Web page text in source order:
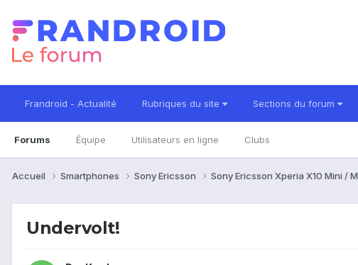
Frandroid - Actualité Rubriques du site Sections du forum
Forums Équipe Utilisateurs en ligne Clubs
Accueil Smartphones Sony Ericsson Sony Ericsson Xperia X10 Mini /
Undervolt!